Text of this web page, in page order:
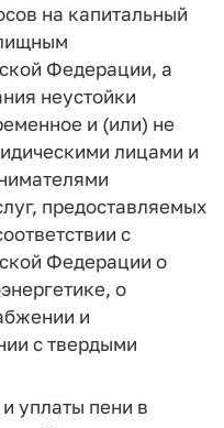
на капитальный
Федерации, а
неустойки
и (или) не
лицами и
предоставляемых
с
Федерации о
о
и
с твердыми
уплаты пени в